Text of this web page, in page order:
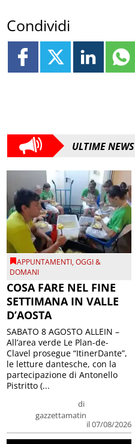
Condividi
ULTIME NEWS
APPUNTAMENTI,OGGI &
DOMANI
COSA FARE NEL FINE
SETTIMANA IN VALLE
D’AOSTA
di
gazzettamatin
il 07/08/2026
SABATO 8 AGOSTO ALLEIN –
All’area verde Le Plan-de-
Clavel prosegue “ItinerDante”,
le letture dantesche, con la
partecipazione di Antonello
Pistritto (...